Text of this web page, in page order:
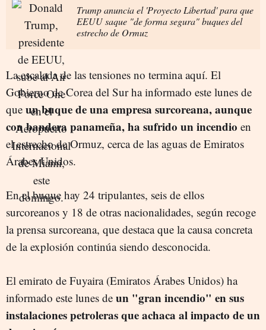
Trump anuncia el 'Proyecto Libertad' para que
EEUU saque "de forma segura" buques del
estrecho de Ormuz
La escalada de las tensiones no termina aquí. El
Gobierno de Corea del Sur ha informado este lunes de
que un buque de una empresa surcoreana, aunque
con bandera panameña, ha sufrido un incendio en
el estrecho de Ormuz, cerca de las aguas de Emiratos
Árabes Unidos.
En el buque hay 24 tripulantes, seis de ellos
surcoreanos y 18 de otras nacionalidades, según recoge
la prensa surcoreana, que destaca que la causa concreta
de la explosión continúa siendo desconocida.
El emirato de Fuyaira (Emiratos Árabes Unidos) ha
informado este lunes de un "gran incendio" en sus
instalaciones petroleras que achaca al impacto de un